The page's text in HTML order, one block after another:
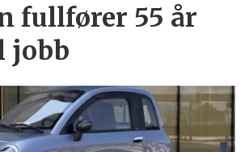
fullfører 55 år
jobb